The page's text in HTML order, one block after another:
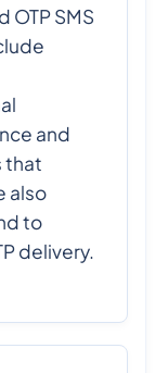
OTP SMS
and
that
also
to
delivery.